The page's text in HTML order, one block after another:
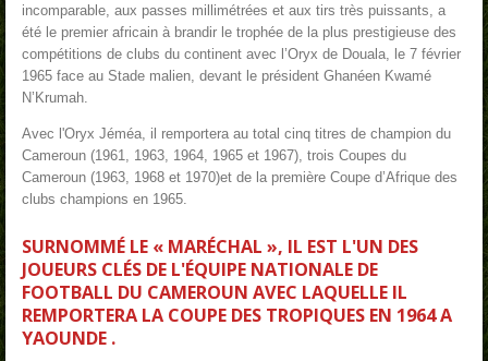
incomparable, aux passes millimétrées et aux tirs très puissants, a
été le premier africain à brandir le trophée de la plus prestigieuse des
compétitions de clubs du continent avec l’Oryx de Douala, le 7 février
1965 face au Stade malien, devant le président Ghanéen Kwamé
N’Krumah.
Avec l'Oryx Jéméa, il remportera au total cinq titres de champion du
Cameroun (1961, 1963, 1964, 1965 et 1967), trois Coupes du
Cameroun (1963, 1968 et 1970)et de la première Coupe d’Afrique des
clubs champions en 1965.
SURNOMMÉ LE « MARÉCHAL », IL EST L'UN DES
JOUEURS CLÉS DE L'ÉQUIPE NATIONALE DE
FOOTBALL DU CAMEROUN AVEC LAQUELLE IL
REMPORTERA LA COUPE DES TROPIQUES EN 1964 A
YAOUNDE .